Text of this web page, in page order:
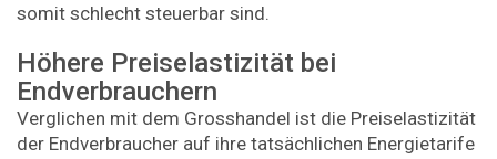
somit schlecht steuerbar sind.
Höhere Preiselastizität bei
Endverbrauchern
Verglichen mit dem Grosshandel ist die Preiselastizität
der Endverbraucher auf ihre tatsächlichen Energietarife